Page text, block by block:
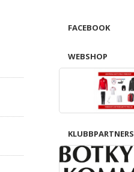
FACEBOOK
WEBSHOP
KLUBBPARTNERS